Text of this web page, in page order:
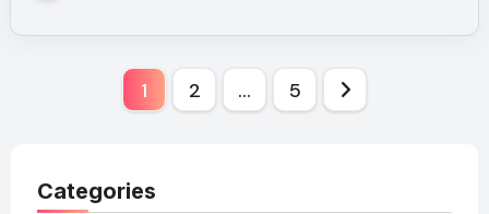
Σελιδοποίηση
1 2 … 5
Categories